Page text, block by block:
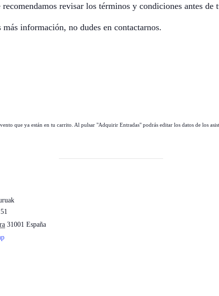
revisar los términos y condiciones antes de
información, no dudes en contactarnos.
31001 España
que ya están en tu carrito. Al pulsar "Adquirir Entradas" podrás editar los datos de los